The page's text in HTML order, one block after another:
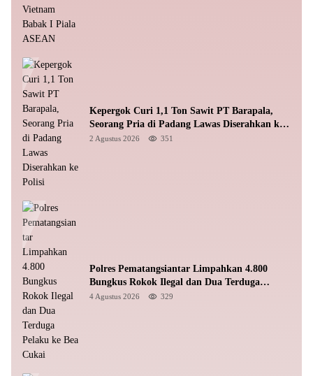
Kepergok Curi 1,1 Ton Sawit PT Barapala,
Seorang Pria di Padang Lawas Diserahkan ke
Polisi
2 Agustus 2026 351
Polres Pematangsiantar Limpahkan 4.800
Bungkus Rokok Ilegal dan Dua Terduga
Pelaku ke Bea Cukai
4 Agustus 2026 329